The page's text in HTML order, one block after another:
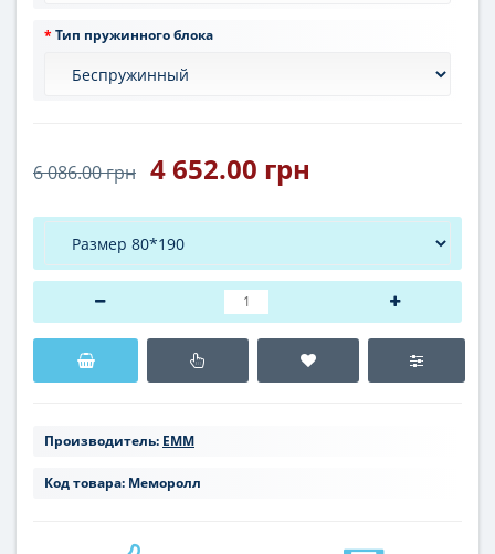
Тип пружинного блока
6 086.00 грн 4 652.00 грн
Производитель: ЕММ
Код товара: Меморолл